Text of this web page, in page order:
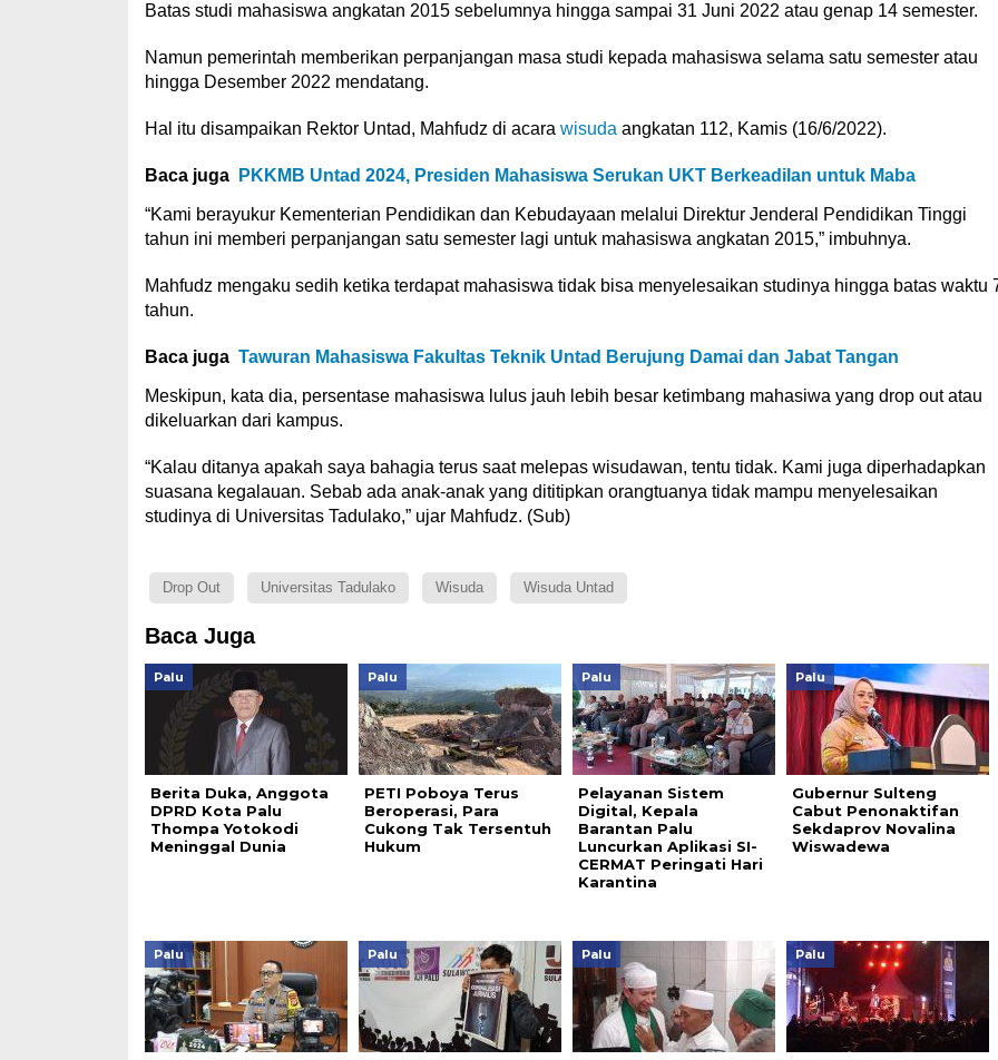
Batas studi mahasiswa angkatan 2015 sebelumnya hingga sampai 31 Juni 2022 atau genap 14 semester.
Namun pemerintah memberikan perpanjangan masa studi kepada mahasiswa selama satu semester atau
hingga Desember 2022 mendatang.
Hal itu disampaikan Rektor Untad, Mahfudz di acara wisuda angkatan 112, Kamis (16/6/2022).
Baca juga PKKMB Untad 2024, Presiden Mahasiswa Serukan UKT Berkeadilan untuk Maba
“Kami berayukur Kementerian Pendidikan dan Kebudayaan melalui Direktur Jenderal Pendidikan Tinggi
tahun ini memberi perpanjangan satu semester lagi untuk mahasiswa angkatan 2015,” imbuhnya.
Mahfudz mengaku sedih ketika terdapat mahasiswa tidak bisa menyelesaikan studinya hingga batas waktu
tahun.
Baca juga Tawuran Mahasiswa Fakultas Teknik Untad Berujung Damai dan Jabat Tangan
Meskipun, kata dia, persentase mahasiswa lulus jauh lebih besar ketimbang mahasiwa yang drop out atau
dikeluarkan dari kampus.
“Kalau ditanya apakah saya bahagia terus saat melepas wisudawan, tentu tidak. Kami juga diperhadapkan
suasana kegalauan. Sebab ada anak-anak yang dititipkan orangtuanya tidak mampu menyelesaikan
studinya di Universitas Tadulako,” ujar Mahfudz. (Sub)
Drop Out Universitas Tadulako Wisuda Wisuda Untad
Baca Juga
Palu
Berita Duka, Anggota
DPRD Kota Palu
Thompa Yotokodi
Meninggal Dunia
Palu
PETI Poboya Terus
Beroperasi, Para
Cukong Tak Tersentuh
Hukum
Palu
Pelayanan Sistem
Digital, Kepala
Barantan Palu
Luncurkan Aplikasi SI-
CERMAT Peringati Hari
Karantina
Palu
Gubernur Sulteng
Cabut Penonaktifan
Sekdaprov Novalina
Wiswadewa
Palu Palu Palu Palu